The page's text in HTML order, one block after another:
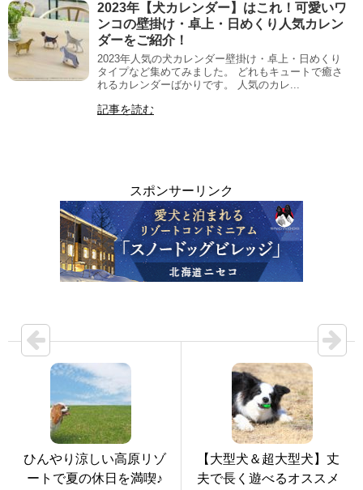
2023年【犬カレンダー】はこれ！可愛いワ
ンコの壁掛け・卓上・日めくり人気カレン
ダーをご紹介！
2023年人気の犬カレンダー壁掛け・卓上・日めくり
タイプなど集めてみました。 どれもキュートで癒さ
れるカレンダーばかりです。 人気のカレ...
記事を読む
スポンサーリンク
ひんやり涼しい高原リゾ
ートで夏の休日を満喫♪
【大型犬＆超大型犬】丈
夫で長く遊べるオススメ